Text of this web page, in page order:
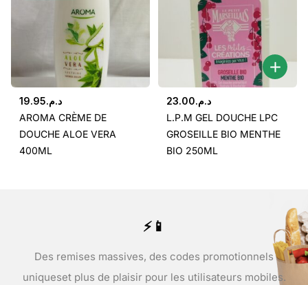
د.م.19.95
AROMA CRÈME DE
DOUCHE ALOE VERA
400ML
د.م.23.00
L.P.M GEL DOUCHE LPC
GROSEILLE BIO MENTHE
BIO 250ML
⚡📱
Des remises massives, des codes promotionnels
uniqueset plus de plaisir pour les utilisateurs mobiles.